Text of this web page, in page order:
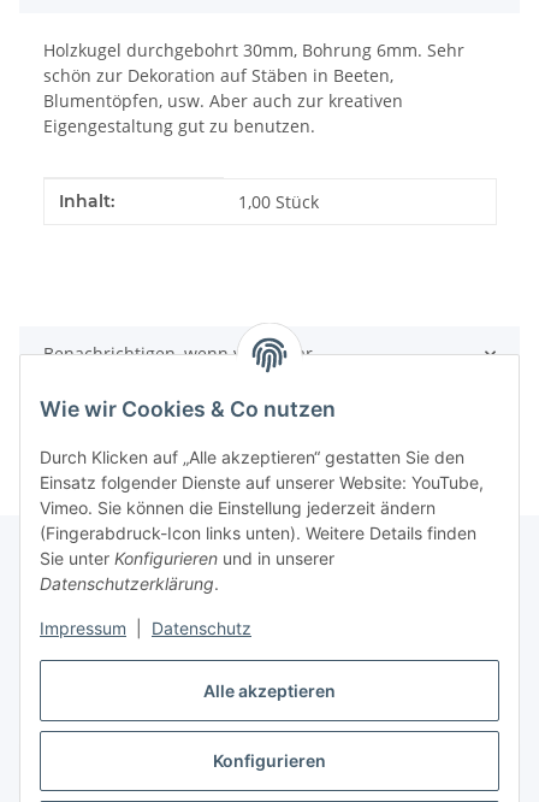
Alle akzeptieren
Konfigurieren
Wie wir Cookies & Co nutzen
Durch Klicken auf „Alle akzeptieren“ gestatten Sie den
Einsatz folgender Dienste auf unserer Website: YouTube,
Vimeo. Sie können die Einstellung jederzeit ändern
(Fingerabdruck-Icon links unten). Weitere Details finden
Sie unter Konfigurieren und in unserer
Datenschutzerklärung.
Impressum Datenschutz
Holzkugel durchgebohrt 30mm, Bohrung 6mm. Sehr
schön zur Dekoration auf Stäben in Beeten,
Blumentöpfen, usw. Aber auch zur kreativen
Eigengestaltung gut zu benutzen.
Produkteigenschaft
Wert
Inhalt: 1,00 Stück
Benachrichtigen, wenn verfügbar
Gesetzliche Informationen
Vertrag widerrufen